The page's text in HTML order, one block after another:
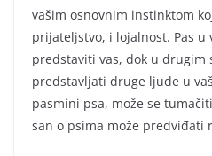
vašim osnovnim instinktom
prijateljstvo, i lojalnost. Pas u
predstaviti vas, dok u drugim
predstavljati druge ljude u
pasmini psa, može se
san o psima može predviđati